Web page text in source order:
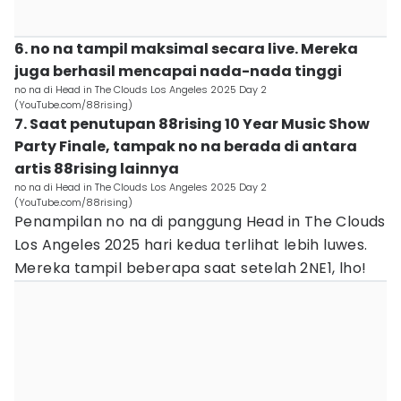
6. no na tampil maksimal secara live. Mereka
juga berhasil mencapai nada-nada tinggi
no na di Head in The Clouds Los Angeles 2025 Day 2
(YouTube.com/88rising)
7. Saat penutupan 88rising 10 Year Music Show
Party Finale, tampak no na berada di antara
artis 88rising lainnya
no na di Head in The Clouds Los Angeles 2025 Day 2
(YouTube.com/88rising)
Penampilan no na di panggung Head in The Clouds
Los Angeles 2025 hari kedua terlihat lebih luwes.
Mereka tampil beberapa saat setelah 2NE1, lho!